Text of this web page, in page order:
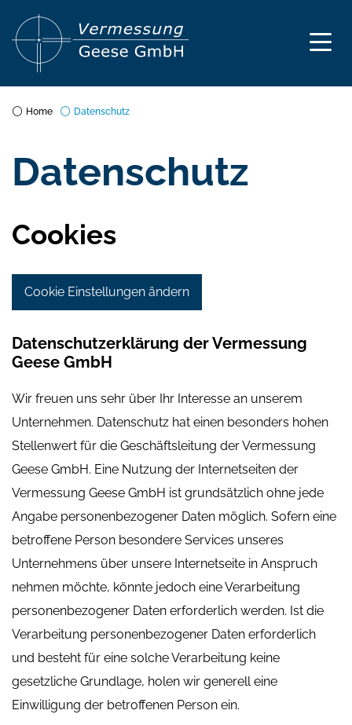
Home Datenschutz
Datenschutz
Cookies
Cookie Einstellungen ändern
Datenschutzerklärung der Vermessung
Geese GmbH
Wir freuen uns sehr über Ihr Interesse an unserem
Unternehmen. Datenschutz hat einen besonders hohen
Stellenwert für die Geschäftsleitung der Vermessung
Geese GmbH. Eine Nutzung der Internetseiten der
Vermessung Geese GmbH ist grundsätzlich ohne jede
Angabe personenbezogener Daten möglich. Sofern eine
betroffene Person besondere Services unseres
Unternehmens über unsere Internetseite in Anspruch
nehmen möchte, könnte jedoch eine Verarbeitung
personenbezogener Daten erforderlich werden. Ist die
Verarbeitung personenbezogener Daten erforderlich
und besteht für eine solche Verarbeitung keine
gesetzliche Grundlage, holen wir generell eine
Einwilligung der betroffenen Person ein.